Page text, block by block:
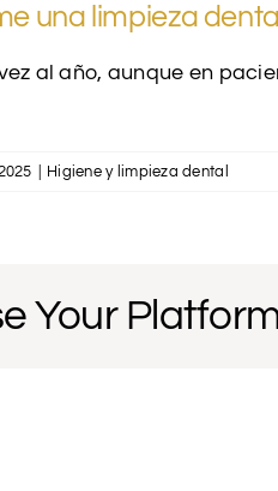
una limpieza
al año, aunque en
Higiene y limpieza dental
Your